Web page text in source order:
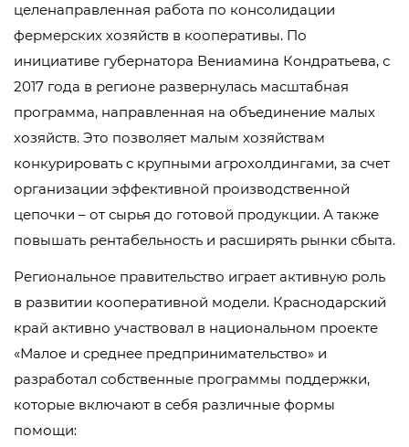
целенаправленная работа по консолидации
фермерских хозяйств в кооперативы. По
инициативе губернатора Вениамина Кондратьева, с
2017 года в регионе развернулась масштабная
программа, направленная на объединение малых
хозяйств. Это позволяет малым хозяйствам
конкурировать с крупными агрохолдингами, за счет
организации эффективной производственной
цепочки – от сырья до готовой продукции. А также
повышать рентабельность и расширять рынки сбыта.
Региональное правительство играет активную роль
в развитии кооперативной модели. Краснодарский
край активно участвовал в национальном проекте
«Малое и среднее предпринимательство» и
разработал собственные программы поддержки,
которые включают в себя различные формы
помощи: